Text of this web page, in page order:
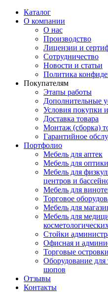
Каталог
О компании
О нас
Производство
Лицензии и
Сотрудничество
Новости и статьи
Политика
Покупателям
Этапы работы
Дополнительные
Условия покупки
Доставка товара
Монтаж (сборка)
Гарантийное
Портфолио
Мебель для аптек
Мебель для оптики
Мебель для
центров и
Мебель для
Торговое
Мебель для
Мебель для
Стойки
Офисная и
Торговые островки
Оборудование для
шопов
Отзывы
Контакты